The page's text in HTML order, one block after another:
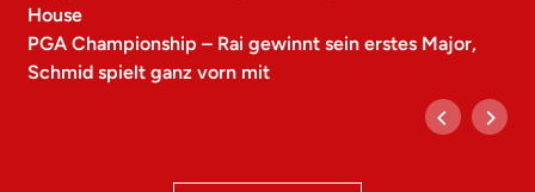
House
PGA Championship – Rai gewinnt sein erstes Major,
Schmid spielt ganz vorn mit